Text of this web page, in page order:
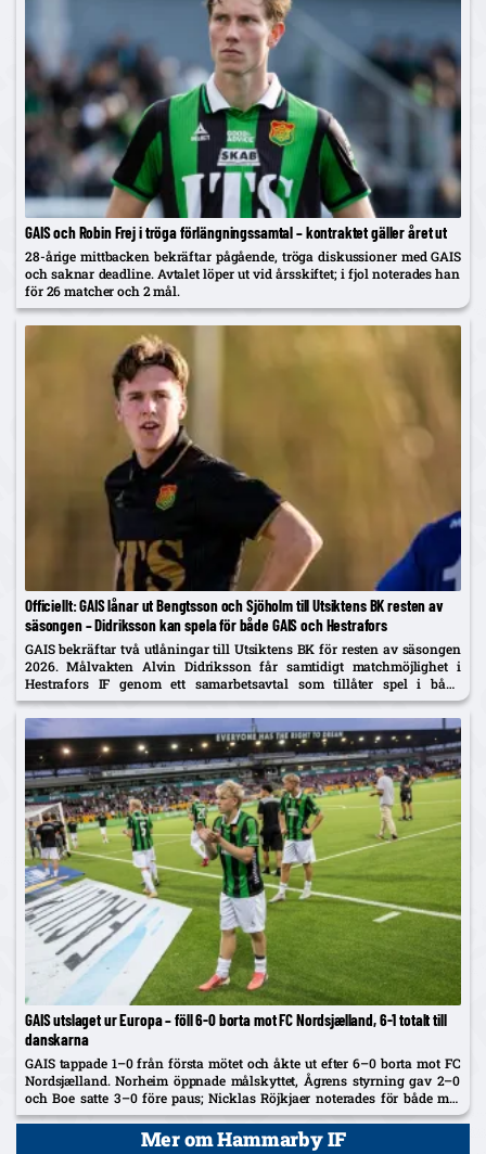
GAIS och Robin Frej i tröga förlängningssamtal – kontraktet gäller året ut
28-årige mittbacken bekräftar pågående, tröga diskussioner med GAIS
och saknar deadline. Avtalet löper ut vid årsskiftet; i fjol noterades han
för 26 matcher och 2 mål.
Officiellt: GAIS lånar ut Bengtsson och Sjöholm till Utsiktens BK resten av
säsongen – Didriksson kan spela för både GAIS och Hestrafors
GAIS bekräftar två utlåningar till Utsiktens BK för resten av säsongen
2026. Målvakten Alvin Didriksson får samtidigt matchmöjlighet i
Hestrafors IF genom ett samarbetsavtal som tillåter spel i båda
klubbarna.
GAIS utslaget ur Europa – föll 6-0 borta mot FC Nordsjælland, 6-1 totalt till
danskarna
GAIS tappade 1–0 från första mötet och åkte ut efter 6–0 borta mot FC
Nordsjælland. Norheim öppnade målskyttet, Ågrens styrning gav 2–0
och Boe satte 3–0 före paus; Nicklas Röjkjaer noterades för både mål
och assist.
Mer om Hammarby IF